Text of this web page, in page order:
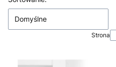
Domyślne
Strona